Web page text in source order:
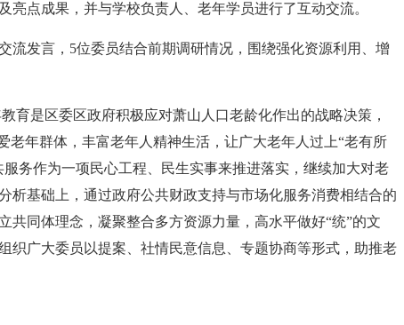
点成果，并与学校负责人、老年学员进行了互动交流。
发言，5位委员结合前期调研情况，围绕强化资源利用、增
育是区委区政府积极应对萧山人口老龄化作出的战略决策，
年群体，丰富老年人精神生活，让广大老年人过上“老有所
务作为一项民心工程、民生实事来推进落实，继续加大对老
析基础上，通过政府公共财政支持与市场化服务消费相结合的
同体理念，凝聚整合多方资源力量，高水平做好“统”的文
织广大委员以提案、社情民意信息、专题协商等形式，助推老